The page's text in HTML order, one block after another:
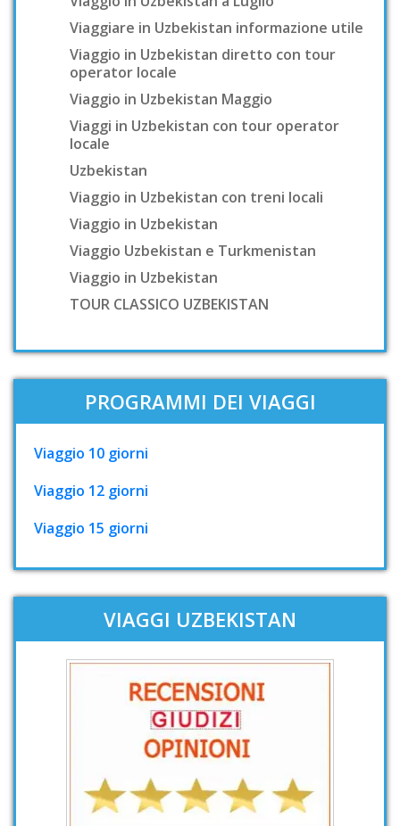
Viaggiare in Uzbekistan informazione utile
Viaggio in Uzbekistan diretto con tour
operator locale
Viaggio in Uzbekistan Maggio
Viaggi in Uzbekistan con tour operator
locale
Uzbekistan
Viaggio in Uzbekistan con treni locali
Viaggio in Uzbekistan
Viaggio Uzbekistan e Turkmenistan
Viaggio in Uzbekistan
TOUR CLASSICO UZBEKISTAN
PROGRAMMI DEI VIAGGI
Viaggio 10 giorni
Viaggio 12 giorni
Viaggio 15 giorni
VIAGGI UZBEKISTAN